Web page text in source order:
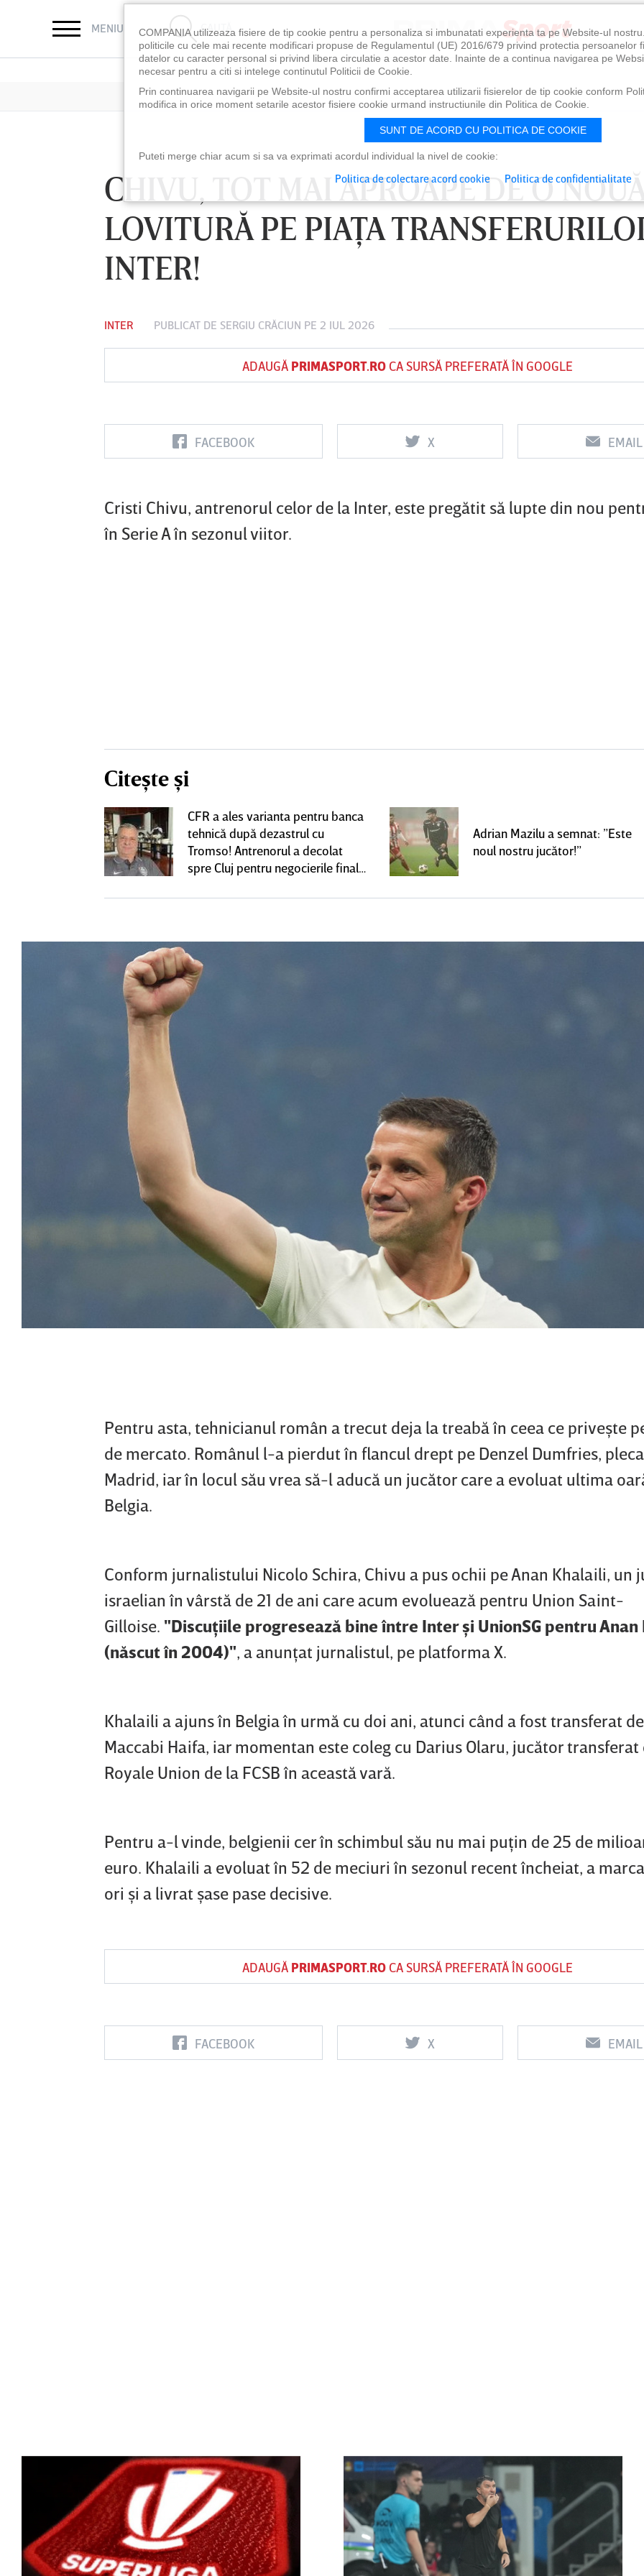
MENIU CAUTĂ
CHIVU, TOT MAI APROAPE DE O NOUĂ
LOVITURĂ PE PIAŢA
INTER!
INTER PUBLICAT DE SERGIU CRĂCIUN PE 2 IUL 2026
ADAUGĂ PRIMASPORT.ROCA SURSĂ PREFERATĂ ÎN GOOGLE
FACEBOOK X EMAIL
Cristi Chivu, antrenorul celor de la Inter, este pregătit să lupte din nou
în Serie A în sezonul viitor.
Citește și
CFR a ales varianta pentru banca
tehnică după dezastrul cu
Tromso! Antrenorul a decolat
spre Cluj pentru negocierile finale
Adrian Mazilu a semnat: ”Este
noul nostru jucător!”
Pentru asta, tehnicianul român a trecut deja la treabă în ceea ce priveşte
de mercato. Românul l-a pierdut în flancul drept pe Denzel Dumfries,
Madrid, iar în locul său vrea să-l aducă un jucător care a evoluat ultima
Belgia.
Conform jurnalistului Nicolo Schira, Chivu a pus ochii pe Anan Khalaili, un
israelian în vârstă de 21 de ani care acum evoluează pentru Union Saint-
Gilloise. "Discuţiile progresează bine între Inter şi UnionSG pentru
(născut în 2004)", a anunţat jurnalistul, pe platforma X.
Khalaili a ajuns în Belgia în urmă cu doi ani, atunci când a fost transferat
Maccabi Haifa, iar momentan este coleg cu Darius Olaru, jucător transferat
Royale Union de la FCSB în această vară.
Pentru a-l vinde, belgienii cer în schimbul său nu mai puţin de 25 de
euro. Khalaili a evoluat în 52 de meciuri în sezonul recent încheiat, a
ori şi a livrat şase pase decisive.
ADAUGĂ PRIMASPORT.ROCA SURSĂ PREFERATĂ ÎN GOOGLE
FACEBOOK X EMAIL
FC Botoşani
Vs
Corvinul
Hunedoara
Sepsi OSK Sf
Vs
FCSB UTA Arad
0
Vs
Rapid
0
COMPANIA utilizeaza fisiere de tip cookie pentru a personaliza si imbunatati experienta ta pe Website-ul
politicile cu cele mai recente modificari propuse de Regulamentul (UE) 2016/679 privind protectia persoanelor
datelor cu caracter personal si privind libera circulatie a acestor date. Inainte de a continua navigarea pe
necesar pentru a citi si intelege continutul Politicii de Cookie.
Prin continuarea navigarii pe Website-ul nostru confirmi acceptarea utilizarii fisierelor de tip cookie conform
modifica in orice moment setarile acestor fisiere cookie urmand instructiunile din Politica de Cookie.
SUNT DE ACORD CU POLITICA DE COOKIE
Puteti merge chiar acum si sa va exprimati acordul individual la nivel de cookie:
Politica de colectare acord cookie Politica de confidentialitate